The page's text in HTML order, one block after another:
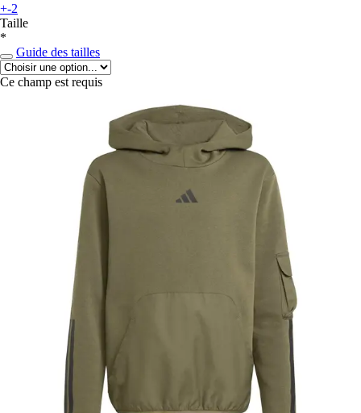
+-2
Taille
*
Guide des tailles
Ce champ est requis